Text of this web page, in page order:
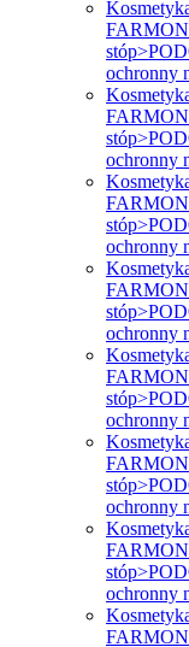
ochronny
ochronny
ochronny
ochronny
ochronny
ochronny
ochronny